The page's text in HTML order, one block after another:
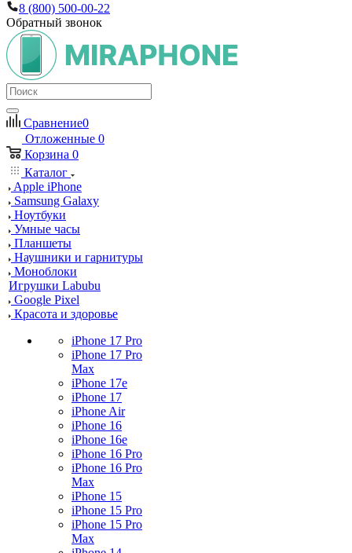
8 (800) 500-00-22
Обратный звонок
Сравнение0
Отложенные 0
Корзина 0
Каталог
Apple iPhone
Samsung Galaxy
Ноутбуки
Умные часы
Планшеты
Наушники и гарнитуры
Моноблоки
Игрушки Labubu
Google Pixel
Красота и здоровье
iPhone 17 Pro
iPhone 17 Pro
Max
iPhone 17e
iPhone 17
iPhone Air
iPhone 16
iPhone 16e
iPhone 16 Pro
iPhone 16 Pro
Max
iPhone 15
iPhone 15 Pro
iPhone 15 Pro
Max